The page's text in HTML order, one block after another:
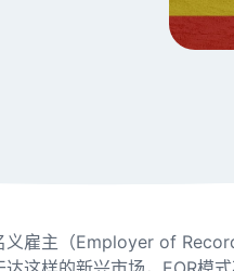
雇主（Employer of Record